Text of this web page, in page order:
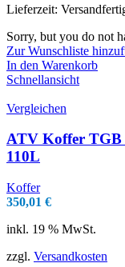
Lieferzeit:
Sorry, but you do not
Zur Wunschliste
In den Warenkorb
Schnellansicht
Vergleichen
ATV Koffer
110L
Koffer
350,01 €
inkl. 19 % MwSt.
zzgl. Versandkosten